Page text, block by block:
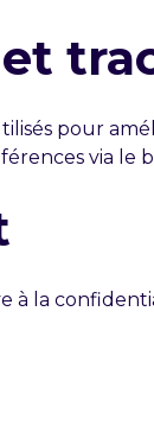
pour
via le
à la